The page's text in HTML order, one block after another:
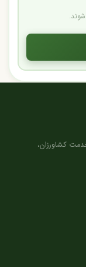
کشاورزی ایران. از سال ۱۳۹۴ در خدمت کشاورزان،